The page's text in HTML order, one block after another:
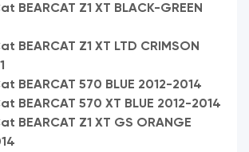
BEARCAT Z1 XT BLACK-GREEN
BEARCAT Z1 XT LTD CRIMSON
BEARCAT 570 BLUE 2012-2014
BEARCAT 570 XT BLUE 2012-2014
BEARCAT Z1 XT GS ORANGE